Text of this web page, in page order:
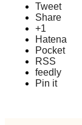
Tweet
Share
+1
Hatena
Pocket
RSS
feedly
Pin it